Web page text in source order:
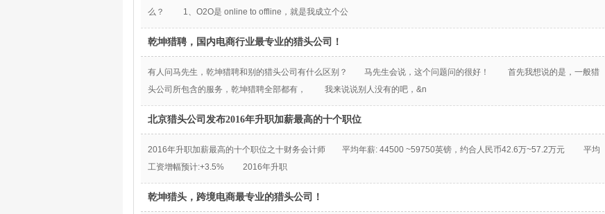
么？ 1、O2O是 online to offline，就是我成立个公
乾坤猎聘，国内电商行业最专业的猎头公司！
有人问马先生，乾坤猎聘和别的猎头公司有什么区别？ 马先生会说，这个问题问的很好！ 首先我想说的是，一般猎
头公司所包含的服务，乾坤猎聘全部都有， 我来说说别人没有的吧，&n
北京猎头公司发布2016年升职加薪最高的十个职位
2016年升职加薪最高的十个职位之十财务会计师 平均年薪: 44500 ~59750英镑，约合人民币42.6万~57.2万元 平均
工资增幅预计:+3.5% 2016年升职
乾坤猎头，跨境电商最专业的猎头公司！